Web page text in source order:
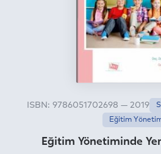
Anlaşmalı Yayınevleri
Eğitim Yönetiminde
ISBN: 9786051702698 — 2019
Eğitim